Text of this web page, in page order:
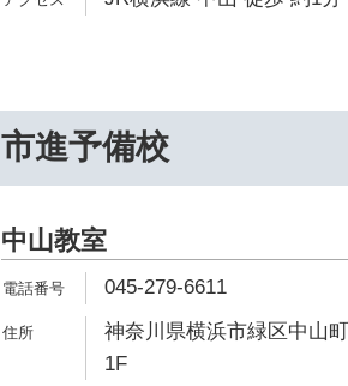
市進予備校
中山教室
045-279-6611
神奈川県横浜市緑区中山
1F